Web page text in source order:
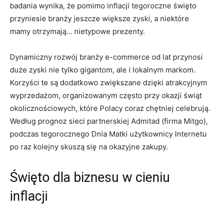
badania wynika, że pomimo inflacji tegoroczne święto
przyniesie branży jeszcze większe zyski, a niektóre
mamy otrzymają… nietypowe prezenty.
Dynamiczny rozwój branży e-commerce od lat przynosi
duże zyski nie tylko gigantom, ale i lokalnym markom.
Korzyści te są dodatkowo zwiększane dzięki atrakcyjnym
wyprzedażom, organizowanym często przy okazji świąt
okolicznościowych, które Polacy coraz chętniej celebrują.
Według prognoz sieci partnerskiej Admitad (firma Mitgo),
podczas tegorocznego Dnia Matki użytkownicy Internetu
po raz kolejny skuszą się na okazyjne zakupy.
Święto dla biznesu w cieniu
inflacji